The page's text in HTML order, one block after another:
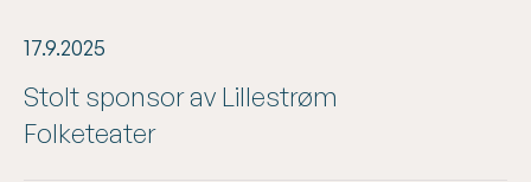
17.9.2025
Stolt sponsor av Lillestrøm
Folketeater